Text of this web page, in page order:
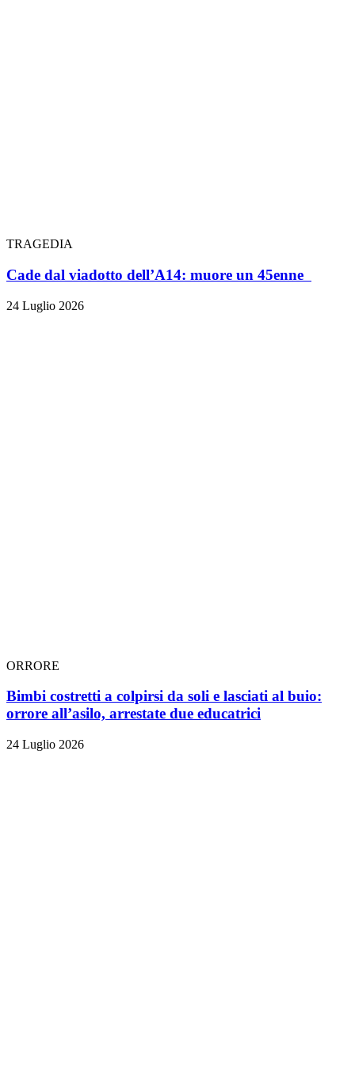
TRAGEDIA
Cade dal viadotto dell’A14: muore un 45enne
24 Luglio 2026
ORRORE
Bimbi costretti a colpirsi da soli e lasciati al buio:
orrore all’asilo, arrestate due educatrici
24 Luglio 2026